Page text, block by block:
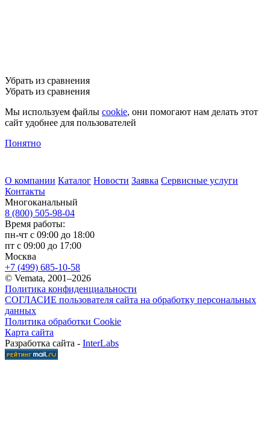
Убрать из сравнения
Убрать из сравнения
Мы используем файлы cookie, они помогают нам делать этот
сайт удобнее для пользователей
Понятно
О компании Каталог Новости Заявка Сервисные услуги
Контакты
Многоканальный
8 (800) 505-98-04
Время работы:
пн-чт с 09:00 до 18:00
пт с 09:00 до 17:00
Москва
+7 (499) 685-10-58
© Vemata, 2001–2026
Политика конфиденциальности
СОГЛАСИЕ пользователя сайта на обработку персональных
данных
Политика обработки Cookie
Карта сайта
Разработка сайта - InterLabs